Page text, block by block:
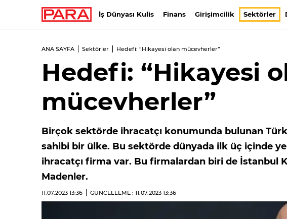
İş Dünyası Kulis Finans Girişimcilik Sektörler
ANA SAYFA Sektörler Hedefi: “Hikayesi olan mücevherler”
Hedefi: “Hikayesi
mücevherler”
Birçok sektörde ihracatçı konumunda bulunan
sahibi bir ülke. Bu sektörde dünyada ilk üç içinde
ihracatçı firma var. Bu firmalardan biri de İstanbul
Madenler.
11.07.2023 13:36 GÜNCELLEME : 11.07.2023 13:36